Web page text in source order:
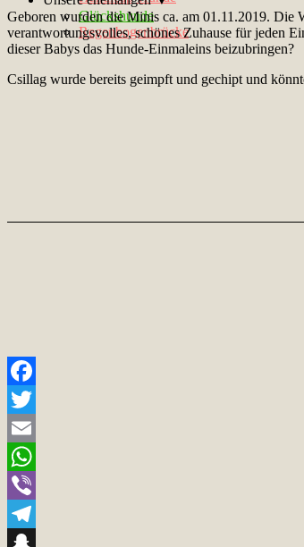
Glückshunde
Regenbogenbrücke
Geboren wurden die Minis ca. am 01.11.2019. Die
verantwortungsvolles, schönes Zuhause für jeden
dieser Babys das Hunde-Einmaleins beizubringen?
Csillag wurde bereits geimpft und gechipt und
Facebook
Twitter
Email
WhatsApp
Viber
Telegram